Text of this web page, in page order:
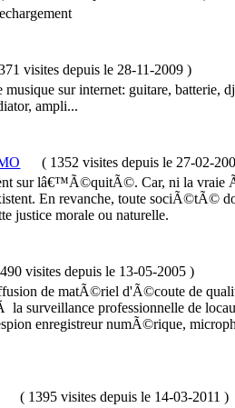
visitesdepuis le 28-11-2009 )
musique sur internet: guitare, batterie,
ampli...
( 1352 visitesdepuis le 27-02-
sur lâ€™Ã©quitÃ©. Car, ni la
En revanche, toute sociÃ©tÃ©
morale ou naturelle.
visitesdepuis le 13-05-2005 )
de matÃ©riel d'Ã©coute de
surveillance professionnelle de
enregistreur numÃ©rique,
1395 visitesdepuis le 14-03-2011 )